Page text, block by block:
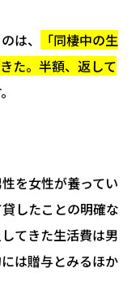
は、
「同棲中の生
た。半額、返して
を女性が養ってい
したことの明確な
てきた生活費は男
は贈与とみるほか